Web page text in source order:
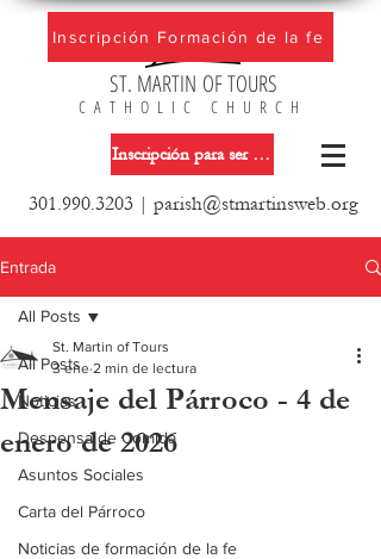
ST. MARTIN OF TOURS
CATHOLIC CHURCH
Inscripción para ser miembro de la iglesia
301.990.3203| parish@stmartinsweb.org
Inscripción Formación de la fe
Entrada
All Posts
Noticias
Despensa de Comida
Asuntos Sociales
Carta del Párroco
Noticias de formación de la fe
All Posts
Mensaje del Párroco - 4 de
enero de 2026
St. Martin of Tours
3 ene 2 min de lectura